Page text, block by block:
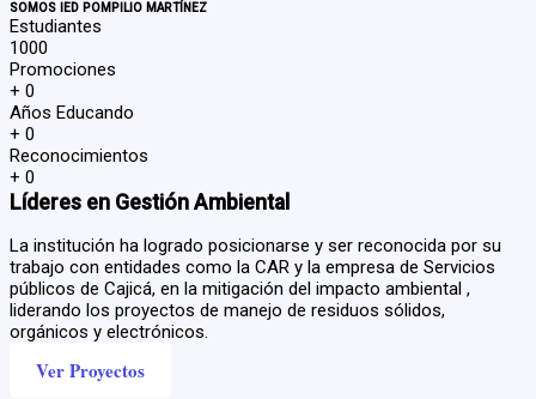
SOMOS IED POMPILIO MARTÍNEZ
Estudiantes
1000
Promociones
+ 0
Años Educando
+ 0
Reconocimientos
+ 0
Líderes en Gestión Ambiental
La institución ha logrado posicionarse y ser reconocida por su
trabajo con entidades como la CAR y la empresa de Servicios
públicos de Cajicá, en la mitigación del impacto ambiental ,
liderando los proyectos de manejo de residuos sólidos,
orgánicos y electrónicos.
Ver Proyectos